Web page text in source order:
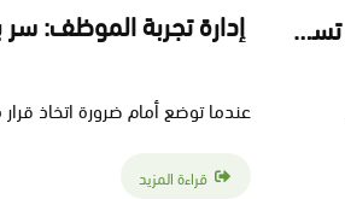
عندما توضع أمام ضرورة اتخاذ
قراءة المزيد
العمل عن بُعد: مستقبل الوظائف وكيف تستفيد منه الشركات ؟